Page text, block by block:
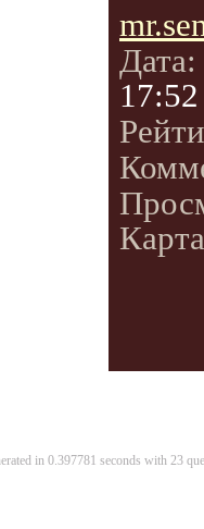
Дата:
17:52
in 0.397781 seconds with 23